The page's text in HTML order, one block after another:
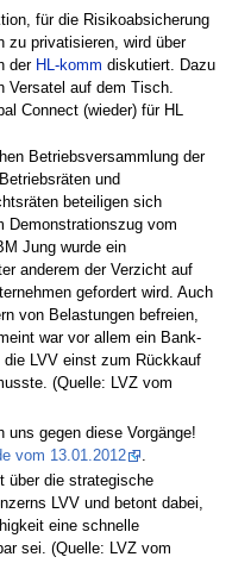
für die Risikoabsicherung
zu privatisieren, wird über
der HL-komm diskutiert. Dazu
Versatel auf dem Tisch.
Connect (wieder) für HL
Betriebsversammlung der
und
beteiligen sich
Demonstrationszug vom
Jung wurde ein
anderem der Verzicht auf
gefordert wird. Auch
von Belastungen befreien,
war vor allem ein Bank-
die LVV einst zum Rückkauf
(Quelle: LVZ vom
uns gegen diese Vorgänge!
vom 13.01.2012
.
über die strategische
LVV und betont dabei,
eine schnelle
sei. (Quelle: LVZ vom